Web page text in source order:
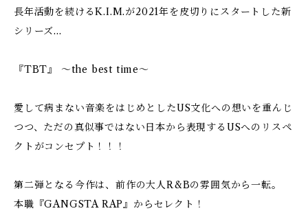
長年活動を続けるK.I.M.が2021年を皮切りにスタートした新
シリーズ…
『TBT』 ～the best time～
愛して病まない音楽をはじめとしたUS文化への想いを重んじ
つつ、ただの真似事ではない日本から表現するUSへのリスペ
クトがコンセプト！！！
第二弾となる今作は、前作の大人R&Bの雰囲気から一転。
本職『GANGSTA RAP』からセレクト！